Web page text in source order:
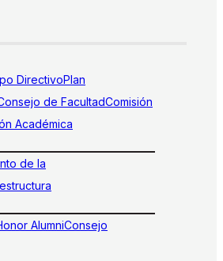
DirectivoPlan
de FacultadComisión
Académica
de la
AlumniConsejo